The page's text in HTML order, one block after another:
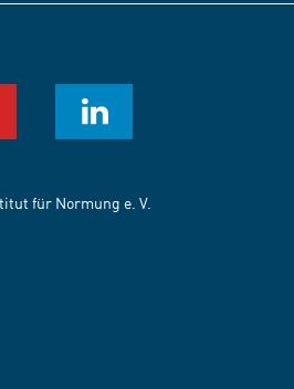
für Normung e. V.